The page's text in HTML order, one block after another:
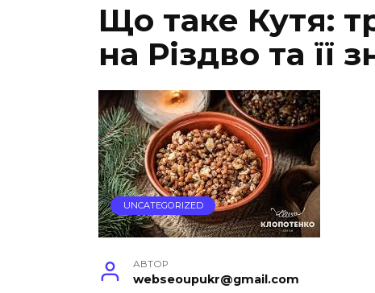
Що таке Кутя:
на Різдво та її
UNCATEGORIZED
АВТОР
webseoupukr@gmail.com